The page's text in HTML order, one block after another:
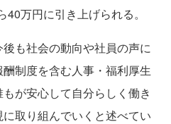
万円に引き上げられる。
も社会の動向や社員の声に
制度を含む人事・福利厚生
が安心して自分らしく働き
取り組んでいくと述べてい